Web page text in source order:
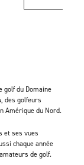
golf du Domaine
des golfeurs
Amérique du Nord.
et ses vues
chaque année
de golf.